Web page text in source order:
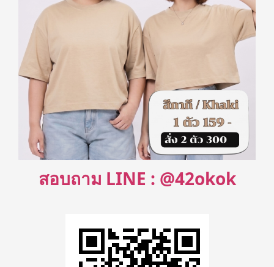
สอบถาม LINE : @42okok